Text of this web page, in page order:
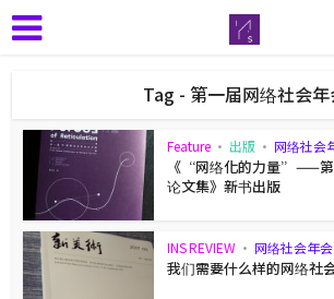
Tag - 第一届网络社会年
Feature • 出版 • 网络社会
《“网络化的力量”——第
论文集》新书出版
INS REVIEW • 网络社会年会
我们需要什么样的网络社